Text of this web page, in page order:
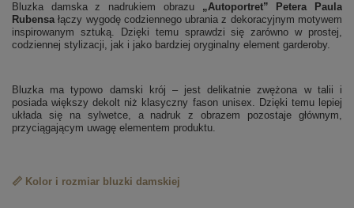
Bluzka damska z nadrukiem obrazu „Autoportret” Petera Paula
Rubensałączy wygodę codziennego ubrania z dekoracyjnym motywem
inspirowanym sztuką. Dzięki temu sprawdzi się zarówno w prostej,
codziennej stylizacji, jak i jako bardziej oryginalny element garderoby.
Bluzka ma typowo damski krój – jest delikatnie zwężona w talii i
posiada większy dekolt niż klasyczny fason unisex. Dzięki temu lepiej
układa się na sylwetce, a nadruk z obrazem pozostaje głównym,
przyciągającym uwagę elementem produktu.
📏 Kolor i rozmiar bluzki damskiej